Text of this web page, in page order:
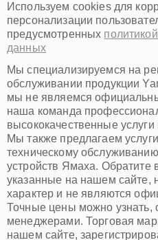
Омск
Красноярск
Пермь
Ульяновск
Киров
Архангельск
Астрахань
Белгород
Благовещенск
Брянск
Владивосток
Владикавказ
Владимир
Волжский
Вологда
Грозный
Используем cookies для
персонализации
предусмотренных
данных
Мы специализируемся на
обслуживании продукции
мы не являемся
наша команда
высококачественные
Мы также предлагаем
техническому
устройств Ямаха. Обратите
указанные на нашем сайте,
характер и не являются
Точные цены можно узнать,
менеджерами. Торговая
нашем сайте,